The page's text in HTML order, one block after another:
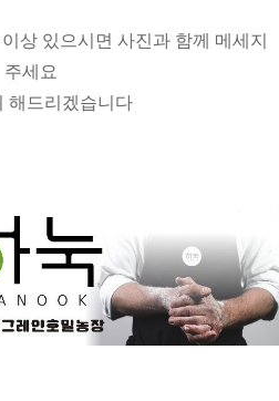
상 있으시면 사진과 함께 메세지
주세요
해드리겠습니다